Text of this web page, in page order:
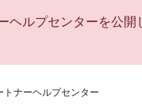
ヘルプセンターを公
トナーヘルプセンター